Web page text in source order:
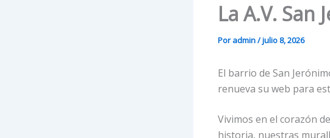
La A.V. San
Poradmin/julio 8, 2026
El barrio de San
renueva su web para
Vivimos en el corazón
historia, nuestras